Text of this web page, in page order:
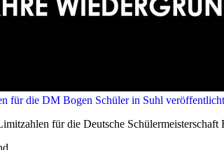
für die DM Bogen Schüler in Suhl veröffentlicht
für die Deutsche